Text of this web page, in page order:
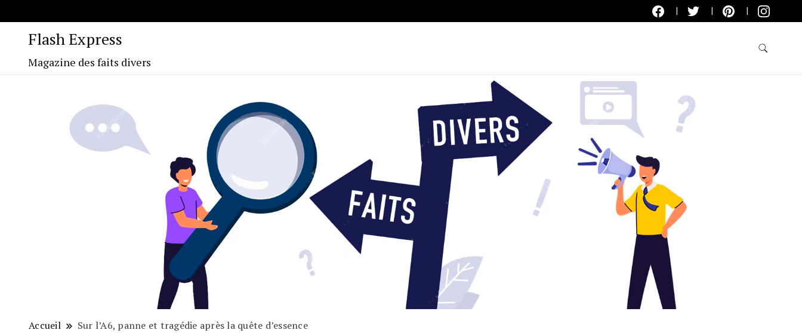
Flash Express
Magazine des faits divers
Accueil Sur l’A6, panne et tragédie après la quête d’essence